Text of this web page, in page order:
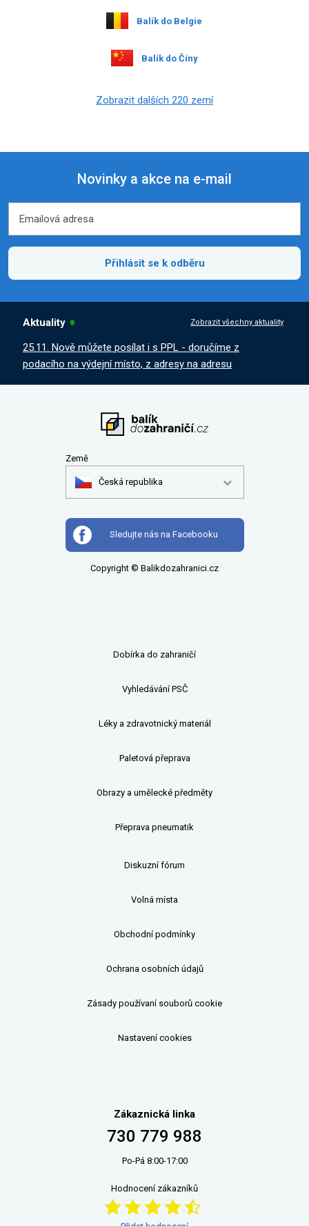
Balík do Belgie
Balík do Číny
Zobrazit dalších 220 zemí
Novinky a akce na e-mail
Emailová adresa
Přihlásit se k odběru
Aktuality Zobrazit všechny aktuality
25.11. Nově můžete posílat i s PPL - doručíme z
podacího na výdejní místo, z adresy na adresu
Země
Česká republika
Sledujte nás na Facebooku
Copyright © Balikdozahranici.cz
Dobírka do zahraničí
Vyhledávání PSČ
Léky a zdravotnický materiál
Paletová přeprava
Obrazy a umělecké předměty
Přeprava pneumatik
Diskuzní fórum
Volná místa
Obchodní podmínky
Ochrana osobních údajů
Zásady používaní souborů cookie
Nastavení cookies
Zákaznická linka
730 779 988
Po-Pá 8:00-17:00
Hodnocení zákazníků